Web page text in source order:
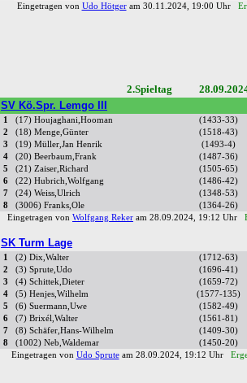
Eingetragen von Udo Hötgeram 30.11.2024, 19:00 Uhr
2.Spieltag
SV Kö.Spr. Lemgo III
1 (17) Houjaghani,Hooman
(1433-33)
2
(18) Menge,Günter
(1518-43)
3
(19) Müller,Jan Henrik
(1493-4)
4
(20) Beerbaum,Frank
(1487-36)
5
(21) Zaiser,Richard
(1505-65)
6
(22) Hubrich,Wolfgang
(1486-42)
7
(24) Weiss,Ulrich
(1348-53)
8
(3006) Franks,Ole
(1364-26)
Eingetragen von Wolfgang Reker am 28.09.2024, 19:12 Uhr
SK Turm Lage
1 (2) Dix,Walter
(1712-63)
2
(3) Sprute,Udo
(1696-41)
3
(4) Schittek,Dieter
(1659-72)
4
(5) Henjes,Wilhelm
(1577-135)
5
(6) Suermann,Uwe
(1582-49)
6
(7) Brixél,Walter
(1561-81)
7
(8) Schäfer,Hans-Wilhelm
(1409-30)
8
(1002) Neb,Waldemar
(1450-20)
Eingetragen von Udo Spruteam 28.09.2024, 19:12 Uhr